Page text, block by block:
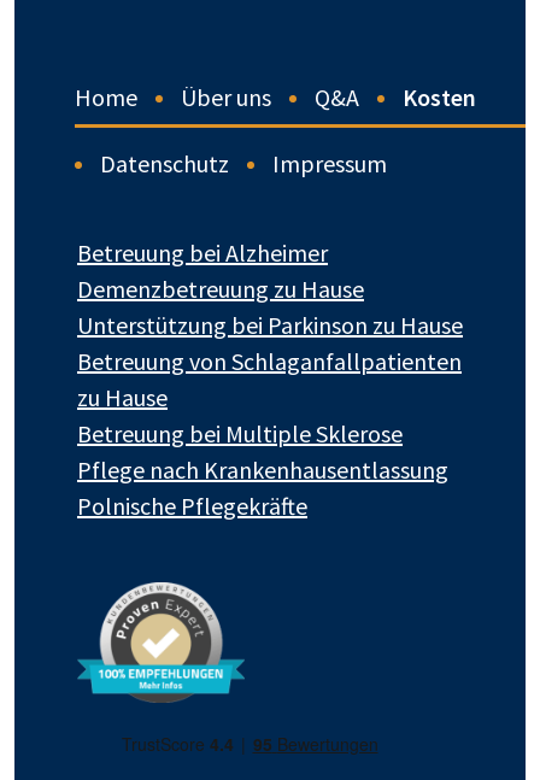
Home Über uns Q&A Kosten
Datenschutz Impressum
Betreuung bei Alzheimer
Demenzbetreuung zu Hause
Unterstützung bei Parkinson zu Hause
Betreuung von Schlaganfallpatienten
zu Hause
Betreuung bei Multiple Sklerose
Pflege nach Krankenhausentlassung
Polnische Pflegekräfte